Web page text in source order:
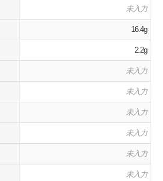
未入力
16.4g
2.2g
未入力
未入力
未入力
未入力
未入力
未入力